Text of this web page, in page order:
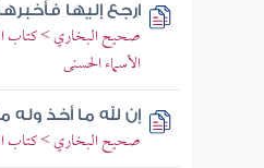
ارجع إليها
صحيح البخاري > كتاب
الأسماء الحسنى
إن لله ما أخذ
صحيح البخاري > كتاب